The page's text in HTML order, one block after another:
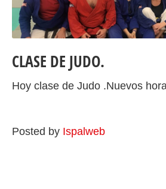
CLASE DE JUDO.
Hoy clase de Judo .Nuevos
Posted by Ispalweb